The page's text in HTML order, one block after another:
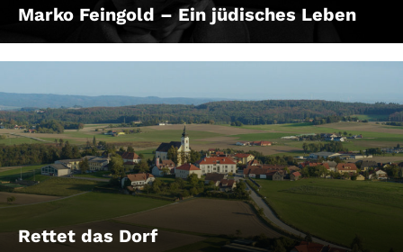
Marko Feingold – Ein jüdisches Leben
Rettet das Dorf